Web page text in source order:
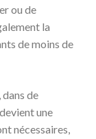
ou de
la
de moins de
de
une
nécessaires,